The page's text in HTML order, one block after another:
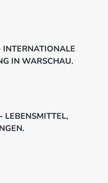
IN WARSCHAU.
LEBENSMITTEL,